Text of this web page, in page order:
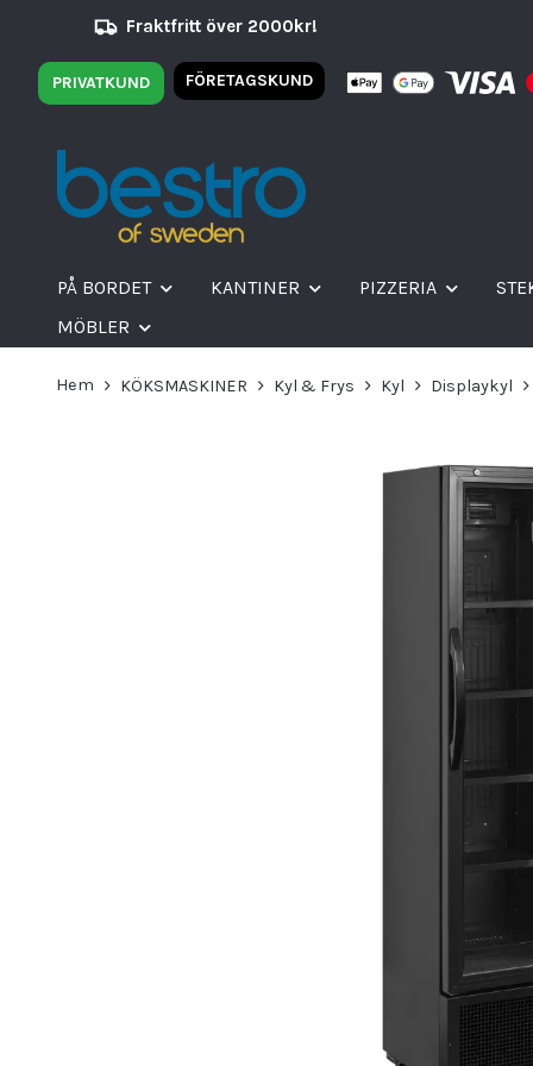
Fraktfritt över 2000kr!
PRIVATKUND FÖRETAGSKUND
PÅ BORDET KANTINER PIZZERIA
MÖBLER
Hem KÖKSMASKINER Kyl & Frys Kyl Displaykyl